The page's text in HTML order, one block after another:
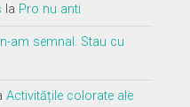
la Pro nu anti
am semnal. Stau cu
Activitățile colorate ale